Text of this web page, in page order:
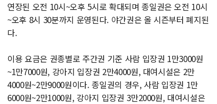
연장된 오전 10시~오후 5시로 확대되며 종일권은 오전 10시
~오후 8시 30분까지 운영된다. 야간권은 올 시즌부터 폐지된
다.
이용 요금은 권종별로 주간권 기준 사람 입장권 1만3000원
~1만7000원, 강아지 입장권 2만4000원, 대여시설은 2만
4000원~2만9000원이다. 종일권의 경우, 사람 입장권 1만
6000원~2만1000원, 강아지 입장권 3만2000원, 대여시설은